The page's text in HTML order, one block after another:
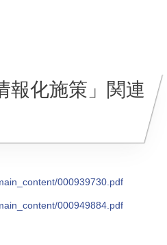
報化施策」関連
000939730.pdf
000949884.pdf